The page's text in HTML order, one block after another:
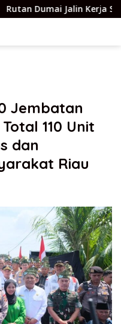
Jalin Kerja Sama dengan
Jembatan
110 Unit
dan
Riau